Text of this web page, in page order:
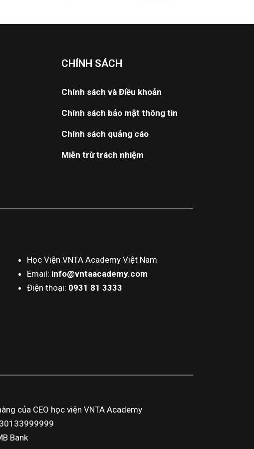
CHÍNH SÁCH
Chính sách và Điều khoản
Chính sách bảo mật thông tin
Chính sách quảng cáo
Miễn trừ trách nhiệm
Học Viện VNTA Academy Việt Nam
Email: info@vntaacademy.com
Điện thoại: 0931 81 3333
của CEO học viện VNTA Academy
Bank